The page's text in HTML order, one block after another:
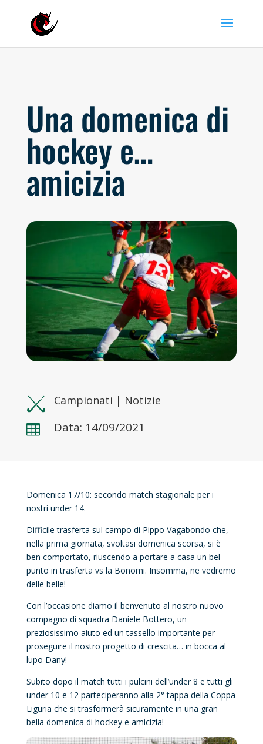
Una domenica di
hockey e…
amicizia
Campionati | Notizie
 Data: 14/09/2021
Domenica 17/10: secondo match stagionale per i
nostri under 14.
Difficile trasferta sul campo di Pippo Vagabondo che,
nella prima giornata, svoltasi domenica scorsa, si è
ben comportato, riuscendo a portare a casa un bel
punto in trasferta vs la Bonomi. Insomma, ne vedremo
delle belle!
Con l’occasione diamo il benvenuto al nostro nuovo
compagno di squadra Daniele Bottero, un
preziosissimo aiuto ed un tassello importante per
proseguire il nostro progetto di crescita… in bocca al
lupo Dany!
Subito dopo il match tutti i pulcini dell’under 8 e tutti gli
under 10 e 12 parteciperanno alla 2° tappa della Coppa
Liguria che si trasformerà sicuramente in una gran
bella domenica di hockey e amicizia!